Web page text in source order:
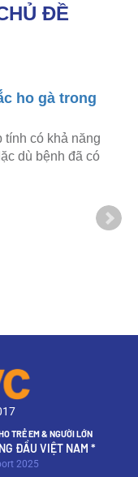
ĐỀ
ho gà trong
tính có khả năng
dù bệnh đã có
TRẺ EM & NGƯỜI LỚN
ĐẦU VIỆT NAM *
2025